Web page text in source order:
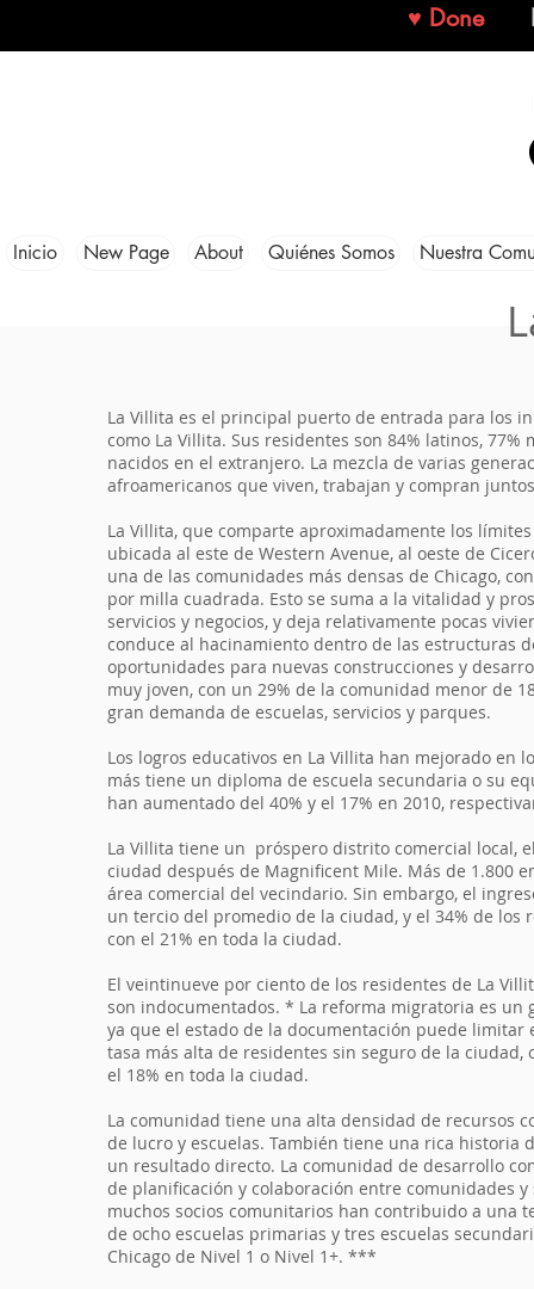
♥ Done
Inicio New Page About Quiénes Somos Nuestra
La Villita es el principal puerto de entrada para los
como La Villita. Sus residentes son 84% latinos,
nacidos en el extranjero. La mezcla de varias
afroamericanos que viven, trabajan y compran
La Villita, que comparte aproximadamente los
ubicada al este de Western Avenue, al oeste de
una de las comunidades más densas de Chicago,
por milla cuadrada. Esto se suma a la vitalidad y
servicios y negocios, y deja relativamente pocas
conduce al hacinamiento dentro de las estructuras
oportunidades para nuevas construcciones y
muy joven, con un 29% de la comunidad menor de
gran demanda de escuelas, servicios y parques.
Los logros educativos en La Villita han mejorado en
más tiene un diploma de escuela secundaria o su
han aumentado del 40% y el 17% en 2010,
La Villita tiene un próspero distrito comercial local,
ciudad después de Magnificent Mile. Más de 1.800
área comercial del vecindario. Sin embargo, el
un tercio del promedio de la ciudad, y el 34% de
con el 21% en toda la ciudad.
El veintinueve por ciento de los residentes de La
son indocumentados. * La reforma migratoria es un
ya que el estado de la documentación puede limitar
tasa más alta de residentes sin seguro de la ciudad,
el 18% en toda la ciudad.
La comunidad tiene una alta densidad de recursos
de lucro y escuelas. También tiene una rica historia
un resultado directo. La comunidad de desarrollo
de planificación y colaboración entre comunidades
muchos socios comunitarios han contribuido a una
de ocho escuelas primarias y tres escuelas
Chicago de Nivel 1 o Nivel 1+. ***